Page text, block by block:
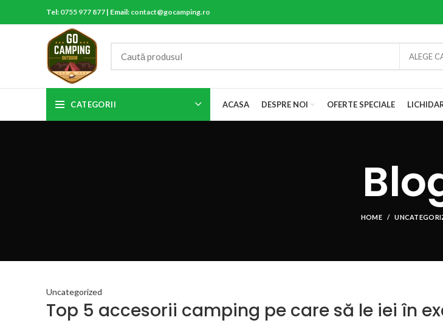
Tel: 0755 977 877 | Email: contact@gocamping.ro
ALEGE
CATEGORII ACASA DESPRE NOI OFERTE SPECIALE
HOME
Uncategorized
Top 5 accesorii camping pe care să le iei în